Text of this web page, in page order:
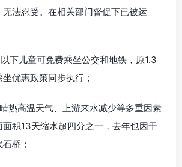
无法忍受。在相关部门督促下已被运
下儿童可免费乘坐公交和地铁，原1.3
优惠政策同步执行；
热高温天气、上游来水减少等多重因素
积13天缩水超四分之一，去年也因干
桥；